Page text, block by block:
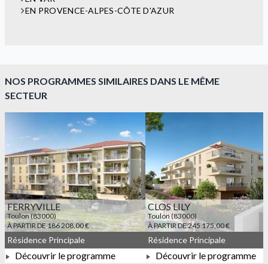
EN PROVENCE-ALPES-CÔTE D'AZUR
NOS PROGRAMMES SIMILAIRES DANS LE MÊME
SECTEUR
FERRYVILLE
Toulon (83000)
À PARTIR DE 186 208,00 €
Résidence Principale
Découvrir le programme
CLOS LILY
Toulon (83000)
À PARTIR DE 245 175,00 €
Résidence Principale
Découvrir le programme